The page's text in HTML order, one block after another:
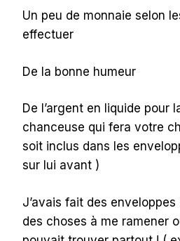
Un peu de monnaie selon
effectuer
De la bonne humeur
De l’argent en liquide pour
chanceuse qui fera votre
soit inclus dans les
sur lui avant )
J’avais fait des enveloppes
des choses à me ramener